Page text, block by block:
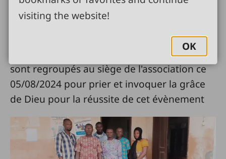
Pour la préparation des vingtième
anniversaire de Wycliffe bénin, les membres
CA et l'équipe de traduction du projet ica se
sont regroupés au siège de l'association ce
05/08/2024 pour prier et invoquer la grâce
de Dieu pour la réussite de cet évènement
visiting the website!
OK